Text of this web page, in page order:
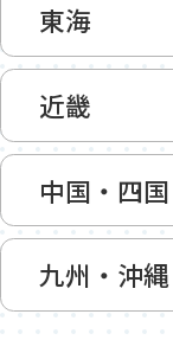
東海
近畿
中国・四国
九州・沖縄